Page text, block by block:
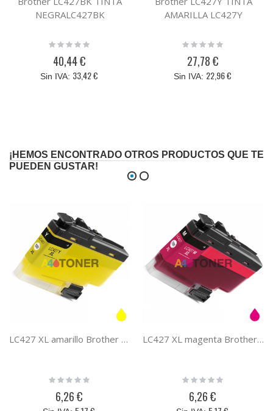
NEGRALC427BK
Rating:
40,44 €
33,42 €
AMARILLA LC427Y
Rating:
27,78 €
22,96 €
¡HEMOS ENCONTRADO OTROS PRODUCTOS QUE TE
PUEDEN GUSTAR!
LC427 XL amarillo Brother cartucho de tinta compatible
Rating:
6,26 €
LC427 XL magenta Brother cartucho de tinta compatible
Rating:
6,26 €